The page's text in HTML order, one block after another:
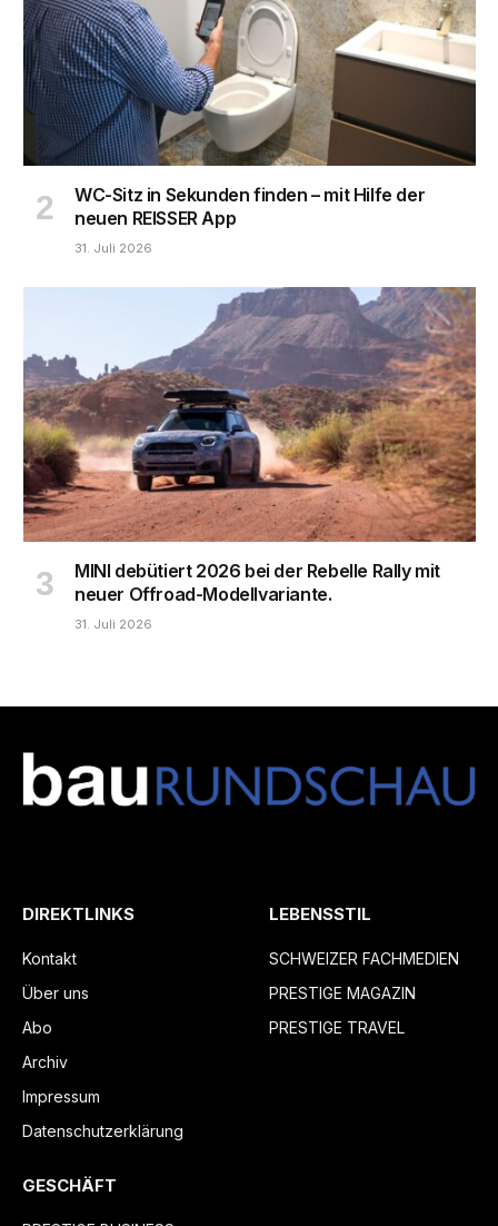
WC-Sitz in Sekunden finden – mit Hilfe der
neuen REISSER App
31. Juli 2026
MINI debütiert 2026 bei der Rebelle Rally mit
neuer Offroad-Modellvariante.
31. Juli 2026
DIREKTLINKS
Kontakt
Über uns
Abo
Archiv
Impressum
Datenschutzerklärung
LEBENSSTIL
SCHWEIZER FACHMEDIEN
PRESTIGE MAGAZIN
PRESTIGE TRAVEL
GESCHÄFT